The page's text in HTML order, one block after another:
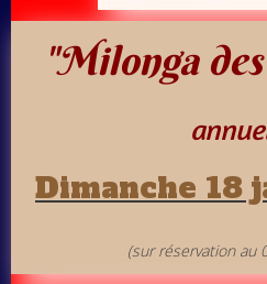
"Milonga
Dimanche 18
(sur réservation au